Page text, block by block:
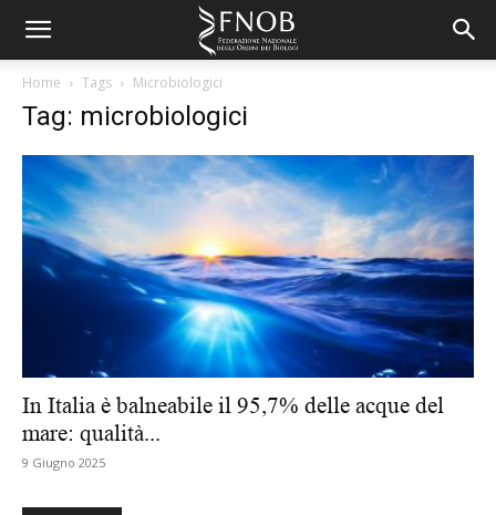
Home Tags Microbiologici
Tag: microbiologici
In Italia è balneabile il 95,7% delle acque del
mare: qualità...
9 Giugno 2025